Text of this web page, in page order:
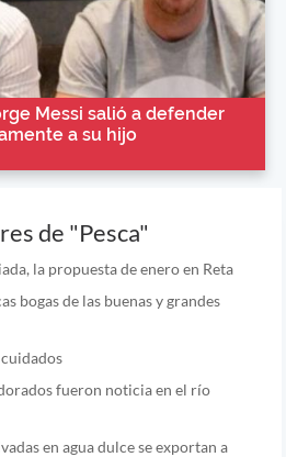
Messi salió a defender
a su hijo
de "Pesca"
la propuesta de enero en Reta
bogas de las buenas y grandes
fueron noticia en el río
en agua dulce se exportan a